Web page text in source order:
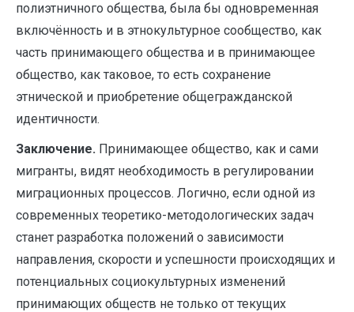
полиэтничного общества, была бы одновременная
включённость и в этнокультурное сообщество, как
часть принимающего общества и в принимающее
общество, как таковое, то есть сохранение
этнической и приобретение общегражданской
идентичности.
Заключение. Принимающее общество, как и сами
мигранты, видят необходимость в регулировании
миграционных процессов. Логично, если одной из
современных теоретико-методологических задач
станет разработка положений о зависимости
направления, скорости и успешности происходящих и
потенциальных социокультурных изменений
принимающих обществ не только от текущих